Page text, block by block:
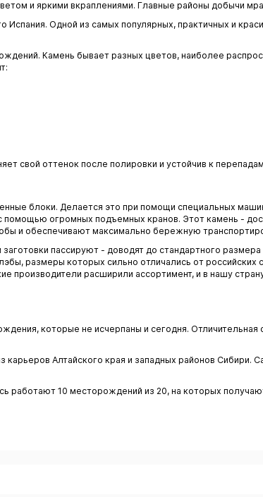
и яркими вкраплениями. Главные районы добычи
Испания. Одной из самых популярных, практичных и
Камень бывает разных цветов, наиболее
свой оттенок после полировки и устойчив к
блоки. Делается это при помощи специальных
огромных подъемных кранов. Этот камень -
и обеспечивают максимально бережную
пассируют - доводят до стандартного
размеры которых сильно отличались от российских
производители расширили ассортимент, и в нашу
которые не исчерпаны и сегодня. Отличительная
Алтайского края и западных районов Сибири.
работают 10 месторождений из 20, на которых